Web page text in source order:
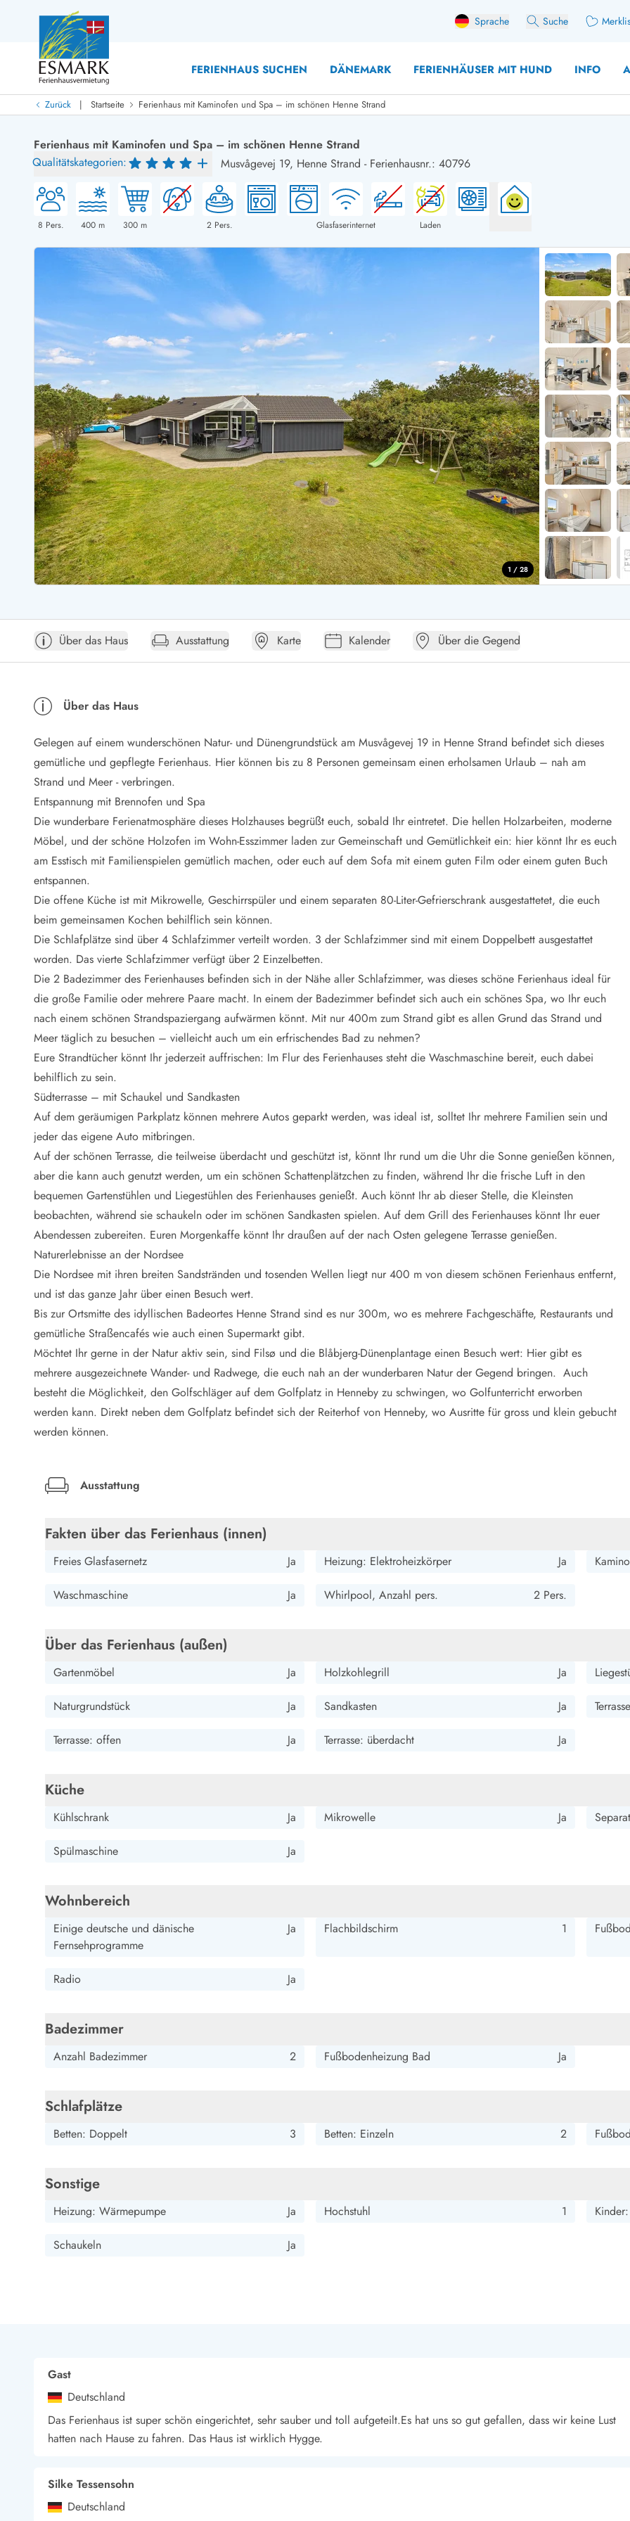
Sprache Suche
FERIENHAUS SUCHEN DÄNEMARK FERIENHÄUSER MIT HUND INFO
Last Minute
Last Minute
Neu bei uns!
Neue Ferienhäuser bei ESMARKFerienhäuser mit PoolFerienhäuser mit Hund
Neurenovierte Ferienhäuser
Ferienhäuser mit Endreinigung inklusive
Ferienhäuser dicht am Strand
Ferienhäuser neu gebaut
Ferienhäuser mit Sauna
Ferienhäuser mit Whirlpool
Ferienhäuser mit Freitagswechsel
Ferienhäuser für Angler
Ferienhäuser mit Sonntagswechsel
Ferienhäuser mit Aktivitätsraum
Ferienhäuser mit Ladestation (E-Auto)
Ferienhäuser mit Kindern
Luxus Ferienhäuser
Ferienhäuser mit Nebensaionrabatt
Ferienhaus für 6 Personen
Ferienhaus für 8 Personen
Ferienhäuser im
Ferienhäuser im
Ferienhäuser im
Ferienhäuser im
Ferienhäuser
Ferienhäuser
Ferienhäuser Bjerregard Ferienhäuser Blavand Ferienhäuser Hvide Sande
Ferienhäuser Sondervig
Ferienhäuser Argab
Ferienhäuser in Arrild
Ferienhäuser Bjerregard
Ferienhäuser Blavand
Ferienhäuser Bork Havn
Ferienhäuser Fjand
Ferienhäuser Fanö
Ferienhäuser Graerup Strand
Ferienhäuser Haurvig
Ferienhäuser Henne Strand
Ferienhäuser Ho
Ferienhäuser Houstrup
Ferienhäuser Houvig
Ferienhäuser auf Holmsland Klit
Ferienhäuser in Holmsland
Ferienhäuser Hvide Sande
Ferienhäuser Jegum
Ferienhäuser Klegod
Ferienhäuser Lodbjerg Hede
Ferienhäuser Nr. Lyngvig
Ferienhäuser in
Ferienhäuser
Ferienhäuser
Ferienhäuser
Ferienhäuser
Ferienhäuser in
Ferienhäuser
Ferienhäuser
Ferienhäuser
Öffnungszeiten
Anreise
Ferienhaus ABC
Häufige Fragen zur Buchung
Verleihservice
Reisescheckliste
Endreinigung
Gutschein
Frühbucher
Mietbedingungen
Reiseführer Dänemark
Tipps für Urlaub in Dänemark
Wetter in Dänemark
Saisonzeiten
Badesicherheit im Meer
Naturschutz
Webcam Dänemark
Ferienhauskatalog
Fotowettbewerb
Vorteile bei uns
Reisecurity
Esmark KidsVIP
Esmark VIP - Partnervorteile und Rabatte
Preisgarantie
Keine Kaution
Gästebewertungen
Gratis WLAN
We love people
Esmark VIP Partnervorteile
Esmark KidsVIP
LEGOLAND® Rabatt
Urlaub mit Kindern
Urlaub mit Hund
Urlaub am Strand
Urlaub in der Natur
Finde Bernstein am Strand
Indoorspielländer in Dänemark
Zoos und Tierparks in Dänemark
Freizeitparks in Dänemark
Angeln in Dänemark
Schwimmhallen und Badeländer
Fahrradfahren in Dänemark
Reiten in Dänemark
Wandern in Dänemark
Kultur in Dänemark
Sehenswürdigkeiten
Kunsthandwerk und Galerien
Einkaufen und Shopping
Wikinger in Dänemark
Esmark Bjerregard Esmark Sondervig
Kontakt & Öffnungszeiten
Qualität seit 1965
Das sagen unsere Gäste
Mietbedingungen
Zurück | Startseite Ferienhaus mit Kaminofen und Spa – im schönen Henne Strand
Ferienhaus mit Kaminofen und Spa – im schönen Henne Strand
Qualitätskategorien:
Musvågevej 19, Henne Strand - Ferienhausnr.: 40796
8 Pers. 400 m 300 m 2Pers. Glasfaserinternet Laden
1 / 28
Über das Haus Ausstattung Karte Kalender Über die Gegend
Über das Haus
Gelegen auf einem wunderschönen Natur- und Dünengrundstück am Musvågevej 19 in Henne Strand befindet sich dieses
gemütliche und gepflegte Ferienhaus. Hier können bis zu 8 Personen gemeinsam einen erholsamen Urlaub – nah am
Strand und Meer - verbringen.
Entspannung mit Brennofen und Spa
Die wunderbare Ferienatmosphäre dieses Holzhauses begrüßt euch, sobald Ihr eintretet. Die hellen Holzarbeiten, moderne
Möbel, und der schöne Holzofen im Wohn-Esszimmer laden zur Gemeinschaft und Gemütlichkeit ein: hier könnt Ihr es euch
am Esstisch mit Familienspielen gemütlich machen, oder euch auf dem Sofa mit einem guten Film oder einem guten Buch
entspannen.
Die offene Küche ist mit Mikrowelle, Geschirrspüler und einem separaten 80-Liter-Gefrierschrank ausgestattetet, die euch
beim gemeinsamen Kochen behilflich sein können.
Die Schlafplätze sind über 4 Schlafzimmer verteilt worden. 3 der Schlafzimmer sind mit einem Doppelbett ausgestattet
worden. Das vierte Schlafzimmer verfügt über 2 Einzelbetten.
Die 2 Badezimmer des Ferienhauses befinden sich in der Nähe aller Schlafzimmer, was dieses schöne Ferienhaus ideal für
die große Familie oder mehrere Paare macht. In einem der Badezimmer befindet sich auch ein schönes Spa, wo Ihr euch
nach einem schönen Strandspaziergang aufwärmen könnt. Mit nur 400m zum Strand gibt es allen Grund das Strand und
Meer täglich zu besuchen – vielleicht auch um ein erfrischendes Bad zu nehmen?
Eure Strandtücher könnt Ihr jederzeit auffrischen: Im Flur des Ferienhauses steht die Waschmaschine bereit, euch dabei
behilflich zu sein.
Südterrasse – mit Schaukel und Sandkasten
Auf dem geräumigen Parkplatz können mehrere Autos geparkt werden, was ideal ist, solltet Ihr mehrere Familien sein und
jeder das eigene Auto mitbringen.
Auf der schönen Terrasse, die teilweise überdacht und geschützt ist, könnt Ihr rund um die Uhr die Sonne genießen können,
aber die kann auch genutzt werden, um ein schönen Schattenplätzchen zu finden, während Ihr die frische Luft in den
bequemen Gartenstühlen und Liegestühlen des Ferienhauses genießt. Auch könnt Ihr ab dieser Stelle, die Kleinsten
beobachten, während sie schaukeln oder im schönen Sandkasten spielen. Auf dem Grill des Ferienhauses könnt Ihr euer
Abendessen zubereiten. Euren Morgenkaffe könnt Ihr draußen auf der nach Osten gelegene Terrasse genießen.
Naturerlebnisse an der Nordsee
Die Nordsee mit ihren breiten Sandstränden und tosenden Wellen liegt nur 400 m von diesem schönen Ferienhaus entfernt,
und ist das ganze Jahr über einen Besuch wert.
Bis zur Ortsmitte des idyllischen Badeortes Henne Strand sind es nur 300m, wo es mehrere Fachgeschäfte, Restaurants und
gemütliche Straßencafés wie auch einen Supermarkt gibt.
Möchtet Ihr gerne in der Natur aktiv sein, sind Filsø und die Blåbjerg-Dünenplantage einen Besuch wert: Hier gibt es
mehrere ausgezeichnete Wander- und Radwege, die euch nah an der wunderbaren Natur der Gegend bringen. Auch
besteht die Möglichkeit, den Golfschläger auf dem Golfplatz in Henneby zu schwingen, wo Golfunterricht erworben
werden kann. Direkt neben dem Golfplatz befindet sich der Reiterhof von Henneby, wo Ausritte für gross und klein gebucht
werden können.
Ausstattung
Fakten über das Ferienhaus (innen)
Freies Glasfasernetz Ja Heizung: Elektroheizkörper Ja
Waschmaschine Ja Whirlpool, Anzahl pers. 2 Pers.
Über das Ferienhaus (außen)
Gartenmöbel Ja Holzkohlegrill Ja
Naturgrundstück Ja Sandkasten Ja
Terrasse: offen Ja Terrasse: überdacht Ja
Küche
Kühlschrank Ja Mikrowelle Ja
Spülmaschine Ja
Wohnbereich
Einige deutsche und dänische
Fernsehprogramme
Ja Flachbildschirm 1
Radio Ja
Badezimmer
Anzahl Badezimmer 2 Fußbodenheizung Bad Ja
Schlafplätze
Betten: Doppelt 3 Betten: Einzeln 2
Sonstige
Heizung: Wärmepumpe Ja Hochstuhl 1
Schaukeln Ja
Gast
Deutschland
Das Ferienhaus ist super schön eingerichtet, sehr sauber und toll aufgeteilt.Es hat uns so gut gefallen, dass wir keine Lust
hatten nach Hause zu fahren. Das Haus ist wirklich Hygge.
Silke Tessensohn
Deutschland